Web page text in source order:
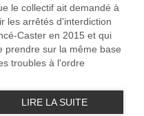
le collectif ait demandé à
les arrêtés d'interdiction
Caster en 2015 et qui
prendre sur la même base
troubles à l'ordre
LIRE LA SUITE